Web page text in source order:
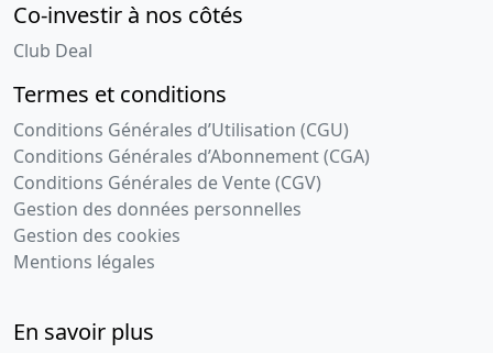
Co-investir à nos côtés
Club Deal
Termes et conditions
Conditions Générales d’Utilisation (CGU)
Conditions Générales d’Abonnement (CGA)
Conditions Générales de Vente (CGV)
Gestion des données personnelles
Gestion des cookies
Mentions légales
En savoir plus